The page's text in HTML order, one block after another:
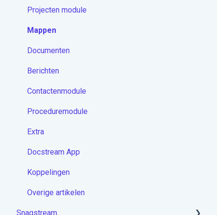
Projecten module
Mappen
Documenten
Berichten
Contactenmodule
Proceduremodule
Extra
Docstream App
Koppelingen
Overige artikelen
Snagstream